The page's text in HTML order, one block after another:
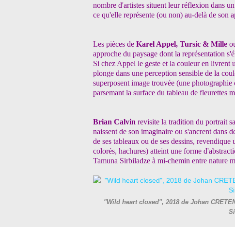
nombre d'artistes situent leur réflexion dans
ce qu'elle représente (ou non) au-delà de son
Les pièces de Karel Appel, Tursic & Mille
approche du paysage dont la représentation
Si chez Appel le geste et la couleur en livrent
plonge dans une perception sensible de la
superposent image trouvée (une
parsemant la surface du tableau de fleurettes
Brian Calvin revisite la tradition du portrait
naissent de son imaginaire ou s'ancrent dans
de ses tableaux ou de ses dessins,
colorés, hachures) atteint une forme
Tamuna Sirbiladze à mi-chemin entre nature
"Wild heart closed", 2018 de Johan